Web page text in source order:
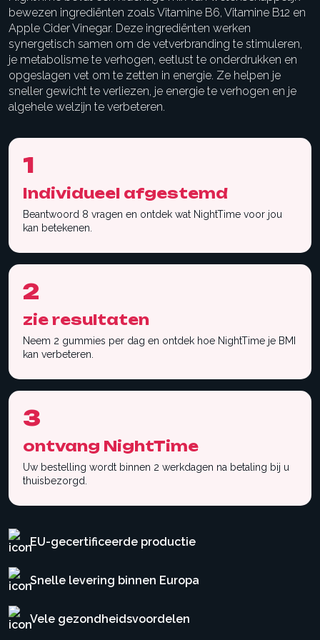
bewezen ingrediënten zoals Vitamine B6, Vitamine B12 en
Apple Cider Vinegar. Deze ingrediënten werken
synergetisch samen om de vetverbranding te stimuleren,
je metabolisme te verhogen, eetlust te onderdrukken en
opgeslagen vet om te zetten in energie. Ze helpen je
sneller gewicht te verliezen, je energie te verhogen en je
algehele welzijn te verbeteren.
1
Individueel afgestemd
Beantwoord 8 vragen en ontdek wat NightTime voor jou
kan betekenen.
2
zie resultaten
Neem 2 gummies per dag en ontdek hoe NightTime je BMI
kan verbeteren.
3
ontvang NightTime
Uw bestelling wordt binnen 2 werkdagen na betaling bij u
thuisbezorgd.
EU-gecertificeerde productie
Snelle levering binnen Europa
Vele gezondheidsvoordelen